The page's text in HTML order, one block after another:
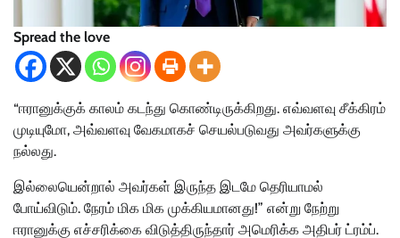
Spread the love
“ஈரானுக்குக் காலம் கடந்து கொண்டிருக்கிறது. எவ்வளவு சீக்கிரம்
முடியுமோ, அவ்வளவு வேகமாகச் செயல்படுவது அவர்களுக்கு
நல்லது.
இல்லையென்றால் அவர்கள் இருந்த இடமே தெரியாமல்
போய்விடும். நேரம் மிக மிக முக்கியமானது!” என்று நேற்று
ஈரானுக்கு எச்சரிக்கை விடுத்திருந்தார் அமெரிக்க அதிபர் ட்ரம்ப்.